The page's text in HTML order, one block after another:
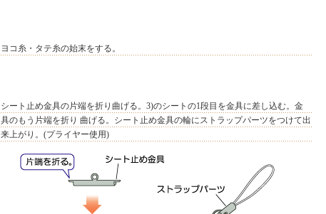
ヨコ糸・タテ糸の始末をする。
シート止め金具の片端を折り曲げる。3)のシートの1段目を金具に差し込む。金
具のもう片端を折り 曲げる。シート止め金具の輪にストラップパーツをつけて出
来上がり。(プライヤー使用)